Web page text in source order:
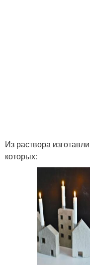
Из раствора
которых: